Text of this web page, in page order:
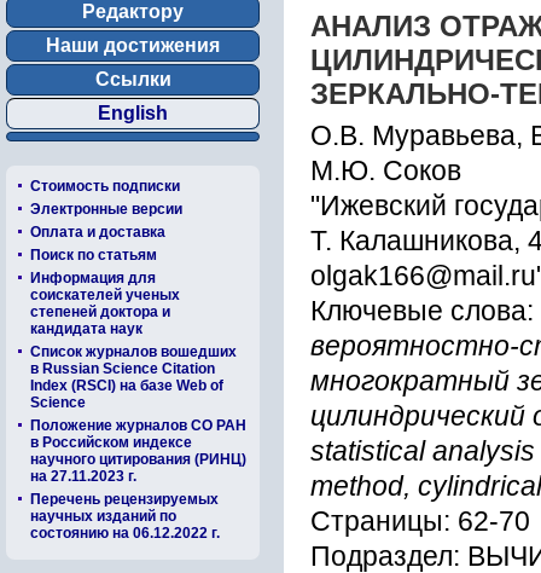
Редактору
Наши достижения
Ссылки
English
Стоимость подписки
Электронные версии
Оплата и доставка
Поиск по статьям
Информация для
соискателей ученых
степеней доктора и
кандидата наук
Список журналов вошедших
в Russian Science Citation
Index (RSCI) на базе Web of
Science
Положение журналов СО РАН
в Российском индексе
научного цитирования (РИНЦ)
на 27.11.2023 г.
Перечень рецензируемых
научных изданий по
состоянию на 06.12.2022 г.
АНАЛИЗ
ЗЕРКАЛЬНО-
О.В. Муравьева,
М.Ю. Соков
"Ижевский
Т. Калашникова,
Ключевые слова:
вероятностно-
многократный
цилиндрический
statistical
method,
Страницы: 62-70
Подраздел: